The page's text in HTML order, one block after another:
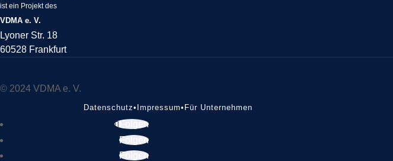
ist ein Projekt des
VDMA e. V.
Lyoner Str. 18
60528 Frankfurt
© 2024 VDMA e. V.
Datenschutz• Impressum• Für Unternehmen
Folgen
Folgen
Folgen